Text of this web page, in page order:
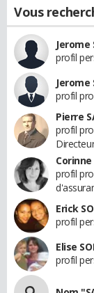
Vous
Jerome
profil
Jerome
profil
Pierre
profil
Corinne
profil
Erick
profil
Elise
profil